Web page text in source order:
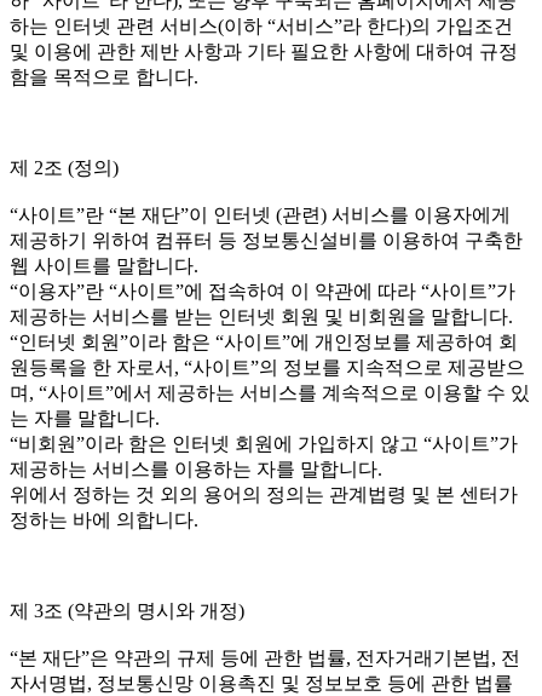
하는 인터넷 관련 서비스(이하 “서비스”라 한다)의 가입조건
및 이용에 관한 제반 사항과 기타 필요한 사항에 대하여 규정
함을 목적으로 합니다.
제 2조 (정의)
“사이트”란 “본 재단”이 인터넷 (관련) 서비스를 이용자에게
제공하기 위하여 컴퓨터 등 정보통신설비를 이용하여 구축한
웹 사이트를 말합니다.
“이용자”란 “사이트”에 접속하여 이 약관에 따라 “사이트”가
제공하는 서비스를 받는 인터넷 회원 및 비회원을 말합니다.
“인터넷 회원”이라 함은 “사이트”에 개인정보를 제공하여 회
원등록을 한 자로서, “사이트”의 정보를 지속적으로 제공받으
며, “사이트”에서 제공하는 서비스를 계속적으로 이용할 수 있
는 자를 말합니다.
“비회원”이라 함은 인터넷 회원에 가입하지 않고 “사이트”가
제공하는 서비스를 이용하는 자를 말합니다.
위에서 정하는 것 외의 용어의 정의는 관계법령 및 본 센터가
정하는 바에 의합니다.
제 3조 (약관의 명시와 개정)
“본 재단”은 약관의 규제 등에 관한 법률, 전자거래기본법, 전
자서명법, 정보통신망 이용촉진 및 정보보호 등에 관한 법률